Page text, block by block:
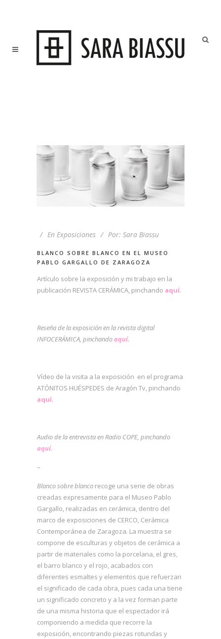
En Exposiciones Por: Sara Biassu
BLANCO SOBRE BLANCO EN EL MUSEO
PABLO GARGALLO DE ZARAGOZA
Artículo sobre la exposición y mi trabajo en la
publicación REVISTA CERÁMICA, pinchando aquí.
Reseña de la exposición en la revista digital
INFOCERÁMICA, pinchandoaquí.
Vídeo de la visita a la exposición en el programa
ATÓNITOS HUÉSPEDES de Aragón Tv, pinchando
aquí.
Audio de la entrevista en Radio COPE, pinchando
aquí.
–
Blanco sobre blanco recoge una serie de obras
creadas expresamente para el Museo Pablo
Gargallo, realizadas en cerámica, dentro del
marco de exposiciones de CERCO, Cerámica
Contemporánea de Zaragoza. La muestra se
compone de esculturas y objetos de cerámica a
partir de materiales como la porcelana, el gres,
el barro blanco y el rojo, acabados con
diferentes esmaltes y elementos que refuerzan
el significado de cada obra, pues cada una tiene
un significado concreto y a la vez forman parte
de una misma historia que el espectador irá
componiendo a medida que recorre la
exposición, encontrando piezas rotundas y